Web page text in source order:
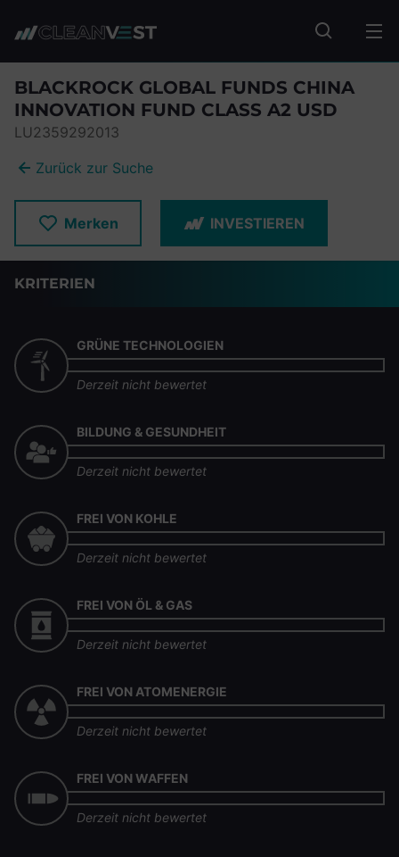
Fonds
BLACKROCK GLOBAL FUNDS CHINA
INNOVATION FUND CLASS A2 USD
LU2359292013
Zurück zur Suche
Merken INVESTIEREN
KRITERIEN
GRÜNE TECHNOLOGIEN
Derzeit nicht bewertet
BILDUNG & GESUNDHEIT
Derzeit nicht bewertet
FREI VON KOHLE
Derzeit nicht bewertet
FREI VON ÖL & GAS
Derzeit nicht bewertet
FREI VON ATOMENERGIE
Derzeit nicht bewertet
FREI VON WAFFEN
Derzeit nicht bewertet